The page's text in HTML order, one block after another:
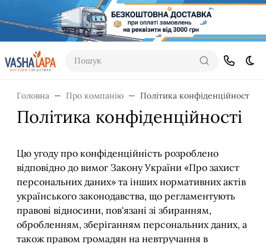
Пошук
Головна Про компанію Політика конфіденційності
Політика конфіденційності
Цю угоду про конфіденційність розроблено
відповідно до вимог Закону України «Про захист
персональних даних» та інших нормативних актів
українського законодавства, що регламентують
правові відносини, пов'язані зі збиранням,
обробленням, зберіганням персональних даних, а
також правом громадян на невтручання в